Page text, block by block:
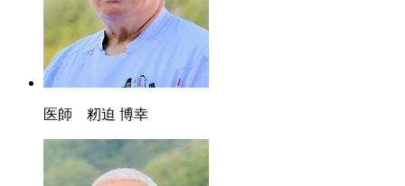
医師 籾迫 博幸